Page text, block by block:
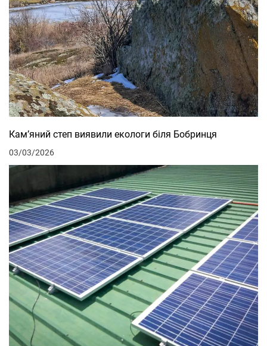
Кам’яний степ виявили екологи біля Бобринця
03/03/2026